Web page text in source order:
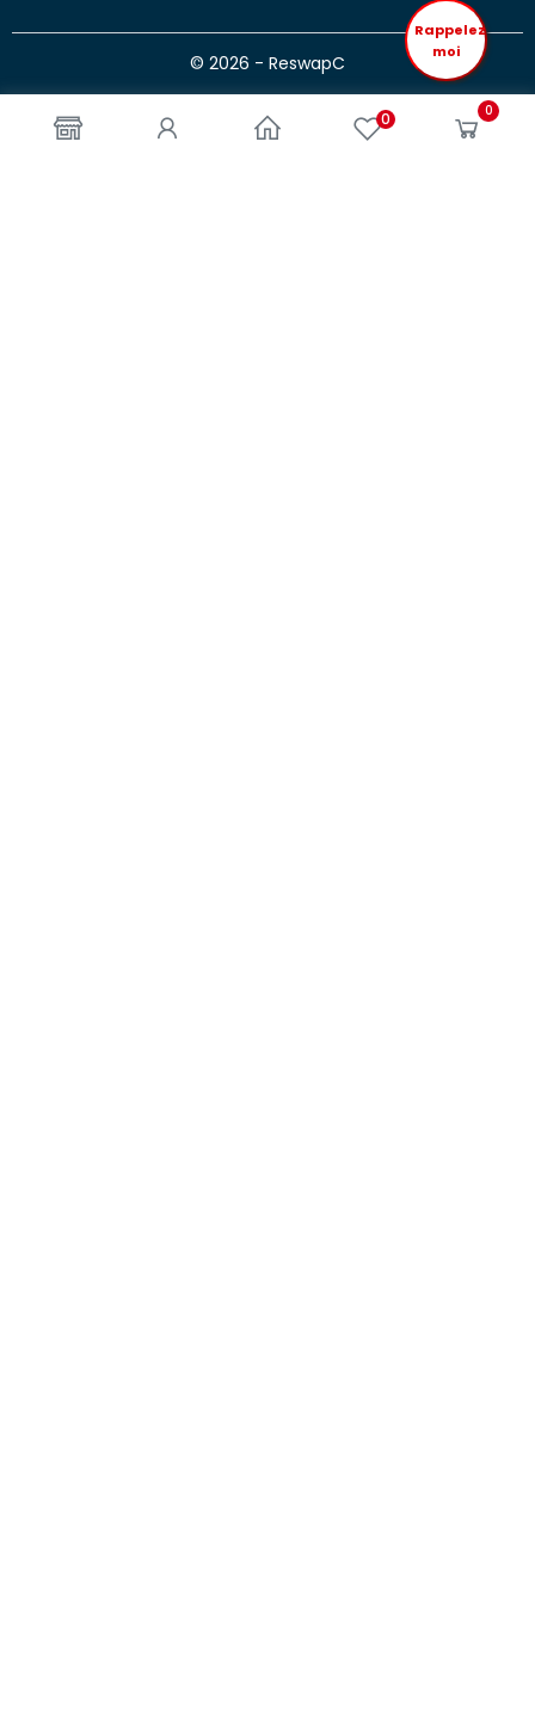
0 0
© 2026 - ReswapC
Rappelez
moi